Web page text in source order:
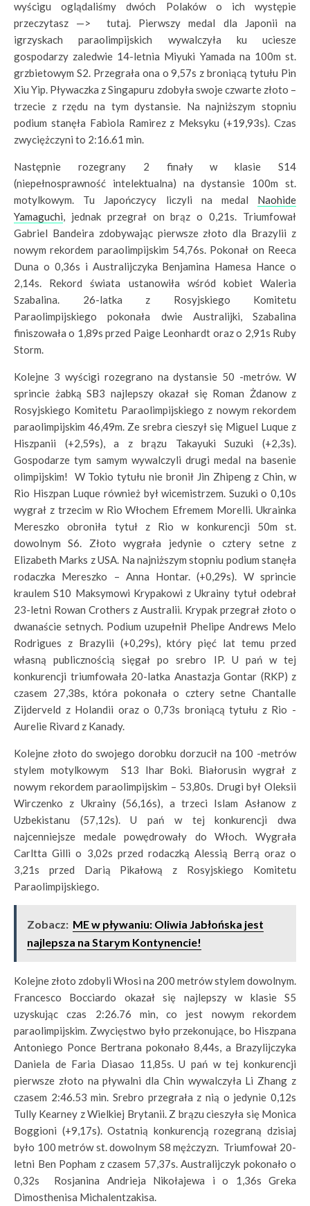
wyścigu oglądaliśmy dwóch Polaków o ich występie
przeczytasz —> tutaj. Pierwszy medal dla Japonii na
igrzyskach paraolimpijskich wywalczyła ku uciesze
gospodarzy zaledwie 14-letnia Miyuki Yamada na 100m st.
grzbietowym S2. Przegrała ona o 9,57s z broniącą tytułu Pin
Xiu Yip. Pływaczka z Singapuru zdobyła swoje czwarte złoto –
trzecie z rzędu na tym dystansie. Na najniższym stopniu
podium stanęła Fabiola Ramirez z Meksyku (+19,93s). Czas
zwyciężczyni to 2:16.61 min.
Następnie rozegrany 2 finały w klasie S14
(niepełnosprawność intelektualna) na dystansie 100m st.
motylkowym. Tu Japończycy liczyli na medal Naohide
Yamaguchi, jednak przegrał on brąz o 0,21s. Triumfował
Gabriel Bandeira zdobywając pierwsze złoto dla Brazylii z
nowym rekordem paraolimpijskim 54,76s. Pokonał on Reeca
Duna o 0,36s i Australijczyka Benjamina Hamesa Hance o
2,14s. Rekord świata ustanowiła wśród kobiet Waleria
Szabalina. 26-latka z Rosyjskiego Komitetu
Paraolimpijskiego pokonała dwie Australijki, Szabalina
finiszowała o 1,89s przed Paige Leonhardt oraz o 2,91s Ruby
Storm.
Kolejne 3 wyścigi rozegrano na dystansie 50 -metrów. W
sprincie żabką SB3 najlepszy okazał się Roman Żdanow z
Rosyjskiego Komitetu Paraolimpijskiego z nowym rekordem
paraolimpijskim 46,49m. Ze srebra cieszył się Miguel Luque z
Hiszpanii (+2,59s), a z brązu Takayuki Suzuki (+2,3s).
Gospodarze tym samym wywalczyli drugi medal na basenie
olimpijskim! W Tokio tytułu nie bronił Jin Zhipeng z Chin, w
Rio Hiszpan Luque również był wicemistrzem. Suzuki o 0,10s
wygrał z trzecim w Rio Włochem Efremem Morelli. Ukrainka
Mereszko obroniła tytuł z Rio w konkurencji 50m st.
dowolnym S6. Złoto wygrała jedynie o cztery setne z
Elizabeth Marks z USA. Na najniższym stopniu podium stanęła
rodaczka Mereszko – Anna Hontar. (+0,29s). W sprincie
kraulem S10 Maksymowi Krypakowi z Ukrainy tytuł odebrał
23-letni Rowan Crothers z Australii. Krypak przegrał złoto o
dwanaście setnych. Podium uzupełnił Phelipe Andrews Melo
Rodrigues z Brazylii (+0,29s), który pięć lat temu przed
własną publicznością sięgał po srebro IP. U pań w tej
konkurencji triumfowała 20-latka Anastazja Gontar (RKP) z
czasem 27,38s, która pokonała o cztery setne Chantalle
Zijderveld z Holandii oraz o 0,73s broniącą tytułu z Rio -
Aurelie Rivard z Kanady.
Kolejne złoto do swojego dorobku dorzucił na 100 -metrów
stylem motylkowym S13 Ihar Boki. Białorusin wygrał z
nowym rekordem paraolimpijskim – 53,80s. Drugi był Oleksii
Wirczenko z Ukrainy (56,16s), a trzeci Islam Asłanow z
Uzbekistanu (57,12s). U pań w tej konkurencji dwa
najcenniejsze medale powędrowały do Włoch. Wygrała
Carltta Gilli o 3,02s przed rodaczką Alessią Berrą oraz o
3,21s przed Darią Pikałową z Rosyjskiego Komitetu
Paraolimpijskiego.
Zobacz: ME w pływaniu: Oliwia Jabłońska jest
najlepsza na Starym Kontynencie!
Kolejne złoto zdobyli Włosi na 200 metrów stylem dowolnym.
Francesco Bocciardo okazał się najlepszy w klasie S5
uzyskując czas 2:26.76 min, co jest nowym rekordem
paraolimpijskim. Zwycięstwo było przekonujące, bo Hiszpana
Antoniego Ponce Bertrana pokonało 8,44s, a Brazylijczyka
Daniela de Faria Diasao 11,85s. U pań w tej konkurencji
pierwsze złoto na pływalni dla Chin wywalczyła Li Zhang z
czasem 2:46.53 min. Srebro przegrała z nią o jedynie 0,12s
Tully Kearney z Wielkiej Brytanii. Z brązu cieszyła się Monica
Boggioni (+9,17s). Ostatnią konkurencją rozegraną dzisiaj
było 100 metrów st. dowolnym S8 mężczyzn. Triumfował 20-
letni Ben Popham z czasem 57,37s. Australijczyk pokonało o
0,32s Rosjanina Andrieja Nikołajewa i o 1,36s Greka
Dimosthenisa Michalentzakisa.